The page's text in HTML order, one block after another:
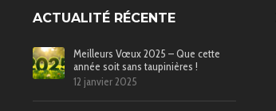
ACTUALITÉ RÉCENTE
Meilleurs Vœux 2025 – Que cette
année soit sans taupinières !
12 janvier 2025